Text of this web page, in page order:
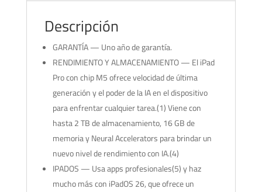
Descripción
GARANTÍA — Uno año de garantía.
RENDIMIENTO Y ALMACENAMIENTO — El iPad
Pro con chip M5 ofrece velocidad de última
generación y el poder de la IA en el dispositivo
para enfrentar cualquier tarea.(1) Viene con
hasta 2 TB de almacenamiento, 16 GB de
memoria y Neural Accelerators para brindar un
nuevo nivel de rendimiento con IA.(4)
IPADOS — Usa apps profesionales(5) y haz
mucho más con iPadOS 26, que ofrece un